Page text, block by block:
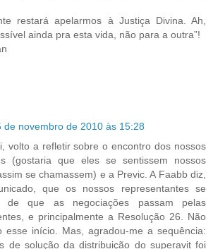
restará apelarmos à Justiça Divina. Ah,
ainda pra esta vida, não para a outra”!
de novembro de 2010 às 15:28
volto a refletir sobre o encontro dos nossos
(gostaria que eles se sentissem nossos
se chamassem) e a Previc. A Faabb diz,
que os nossos representantes se
de que as negociações passam pelas
e principalmente a Resolução 26. Não
esse início. Mas, agradou-me a sequência:
de solução da distribuição do superavit foi